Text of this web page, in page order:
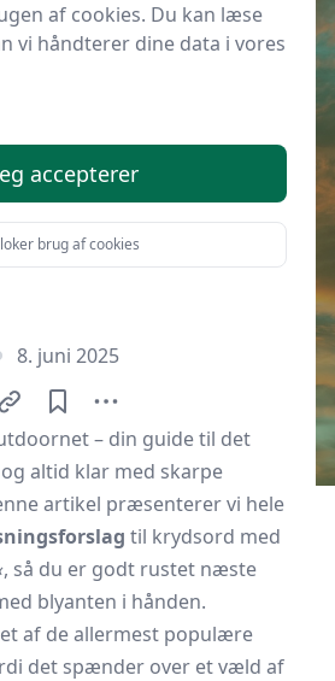
8. juni 2025
– din guide til det
altid klar med skarpe
artikel præsenterer vi hele
til krydsord med
, så du er godt rustet næste
blyanten i hånden.
af de allermest populære
det spænder over et væld af
af cookies. Du kan læse
vi håndterer dine data i vores
accepterer
brug af cookies